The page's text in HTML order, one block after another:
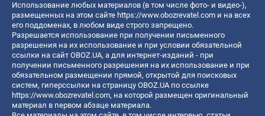
Использование любых материалов (в том числе фото- и видео-),
размещенных на этом сайте https://www.obozrevatel.com и на всех
его поддоменах, в любом виде строго запрещено.
Разрешается использование при получении письменного
разрешения на их использование и при условии обязательной
ссылки на сайт OBOZ.UA, а для интернет-изданий - при
получении письменного разрешения на их использование и при
обязательном размещении прямой, открытой для поисковых
систем, гиперссылки на страницу OBOZ.UA по ссылке
https://www.obozrevatel.com, на которой размещен оригинальный
материал в первом абзаце материала.